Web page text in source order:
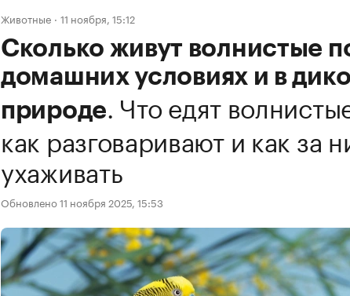
Животные 11 ноября, 15:12
Сколько живут волнистые
домашних условиях и в
природе. Что едят
как разговаривают и как за
ухаживать
Обновлено 11 ноября 2025, 15:53